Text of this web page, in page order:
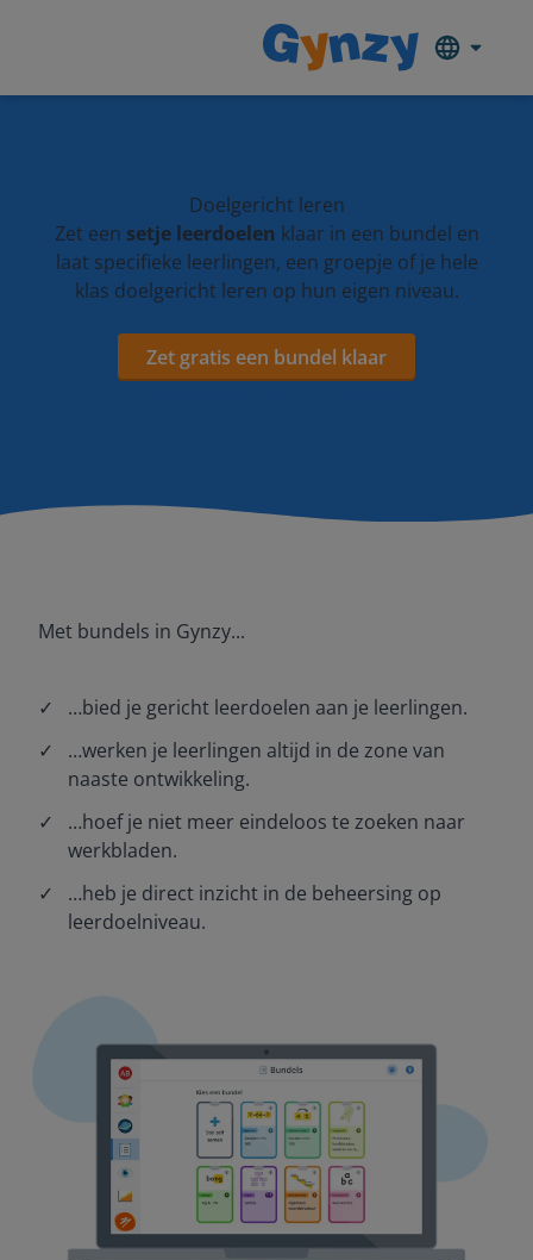
Doelgericht leren
Zet een setje leerdoelen klaar in een bundel en
laat specifieke leerlingen, een groepje of je hele
klas doelgericht leren op hun eigen niveau.
Zet gratis een bundel klaar
Met bundels in Gynzy...
✓
…bied je gericht leerdoelen aan je leerlingen.
✓
…werken je leerlingen altijd in de zone van
naaste ontwikkeling.
✓
…hoef je niet meer eindeloos te zoeken naar
werkbladen.
✓
…heb je direct inzicht in de beheersing op
leerdoelniveau.